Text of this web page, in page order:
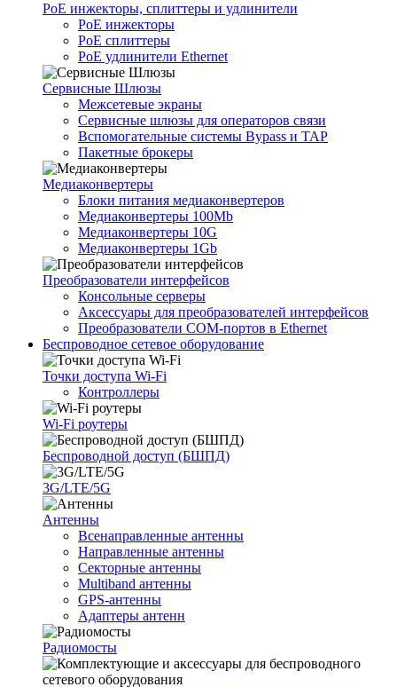
PoE инжекторы, сплиттеры и удлинители
PoE инжекторы
PoE сплиттеры
PoE удлинители Ethernet
Сервисные Шлюзы
Межсетевые экраны
Сервисные шлюзы для операторов связи
Вспомогательные системы Bypass и TAP
Пакетные брокеры
Медиаконвертеры
Блоки питания медиаконвертеров
Медиаконвертеры 100Mb
Медиаконвертеры 10G
Медиаконвертеры 1Gb
Преобразователи интерфейсов
Консольные серверы
Аксессуары для преобразователей интерфейсов
Преобразователи COM-портов в Ethernet
Беспроводное сетевое оборудование
Точки доступа Wi-Fi
Контроллеры
Wi-Fi роутеры
Беспроводной доступ (БШПД)
3G/LTE/5G
Антенны
Всенаправленные антенны
Направленные антенны
Секторные антенны
Multiband антенны
GPS-антенны
Адаптеры антенн
Радиомосты